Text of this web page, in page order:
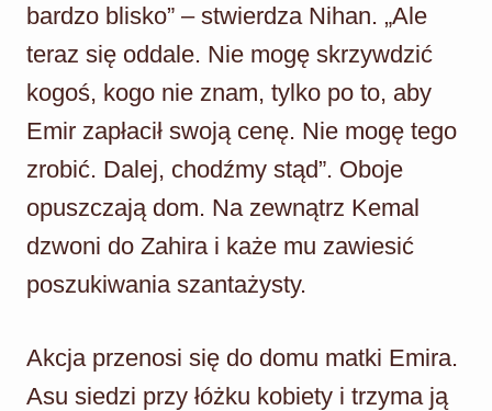
bardzo blisko” – stwierdza Nihan. „Ale
teraz się oddale. Nie mogę skrzywdzić
kogoś, kogo nie znam, tylko po to, aby
Emir zapłacił swoją cenę. Nie mogę tego
zrobić. Dalej, chodźmy stąd”. Oboje
opuszczają dom. Na zewnątrz Kemal
dzwoni do Zahira i każe mu zawiesić
poszukiwania szantażysty.
Akcja przenosi się do domu matki Emira.
Asu siedzi przy łóżku kobiety i trzyma ją